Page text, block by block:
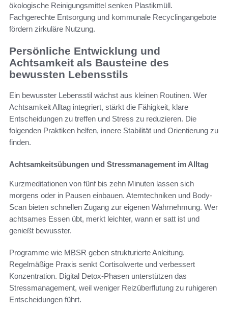
ökologische Reinigungsmittel senken Plastikmüll.
Fachgerechte Entsorgung und kommunale Recyclingangebote
fördern zirkuläre Nutzung.
Persönliche Entwicklung und
Achtsamkeit als Bausteine des
bewussten Lebensstils
Ein bewusster Lebensstil wächst aus kleinen Routinen. Wer
Achtsamkeit Alltag integriert, stärkt die Fähigkeit, klare
Entscheidungen zu treffen und Stress zu reduzieren. Die
folgenden Praktiken helfen, innere Stabilität und Orientierung zu
finden.
Achtsamkeitsübungen und Stressmanagement im Alltag
Kurzmeditationen von fünf bis zehn Minuten lassen sich
morgens oder in Pausen einbauen. Atemtechniken und Body-
Scan bieten schnellen Zugang zur eigenen Wahrnehmung. Wer
achtsames Essen übt, merkt leichter, wann er satt ist und
genießt bewusster.
Programme wie MBSR geben strukturierte Anleitung.
Regelmäßige Praxis senkt Cortisolwerte und verbessert
Konzentration. Digital Detox-Phasen unterstützen das
Stressmanagement, weil weniger Reizüberflutung zu ruhigeren
Entscheidungen führt.